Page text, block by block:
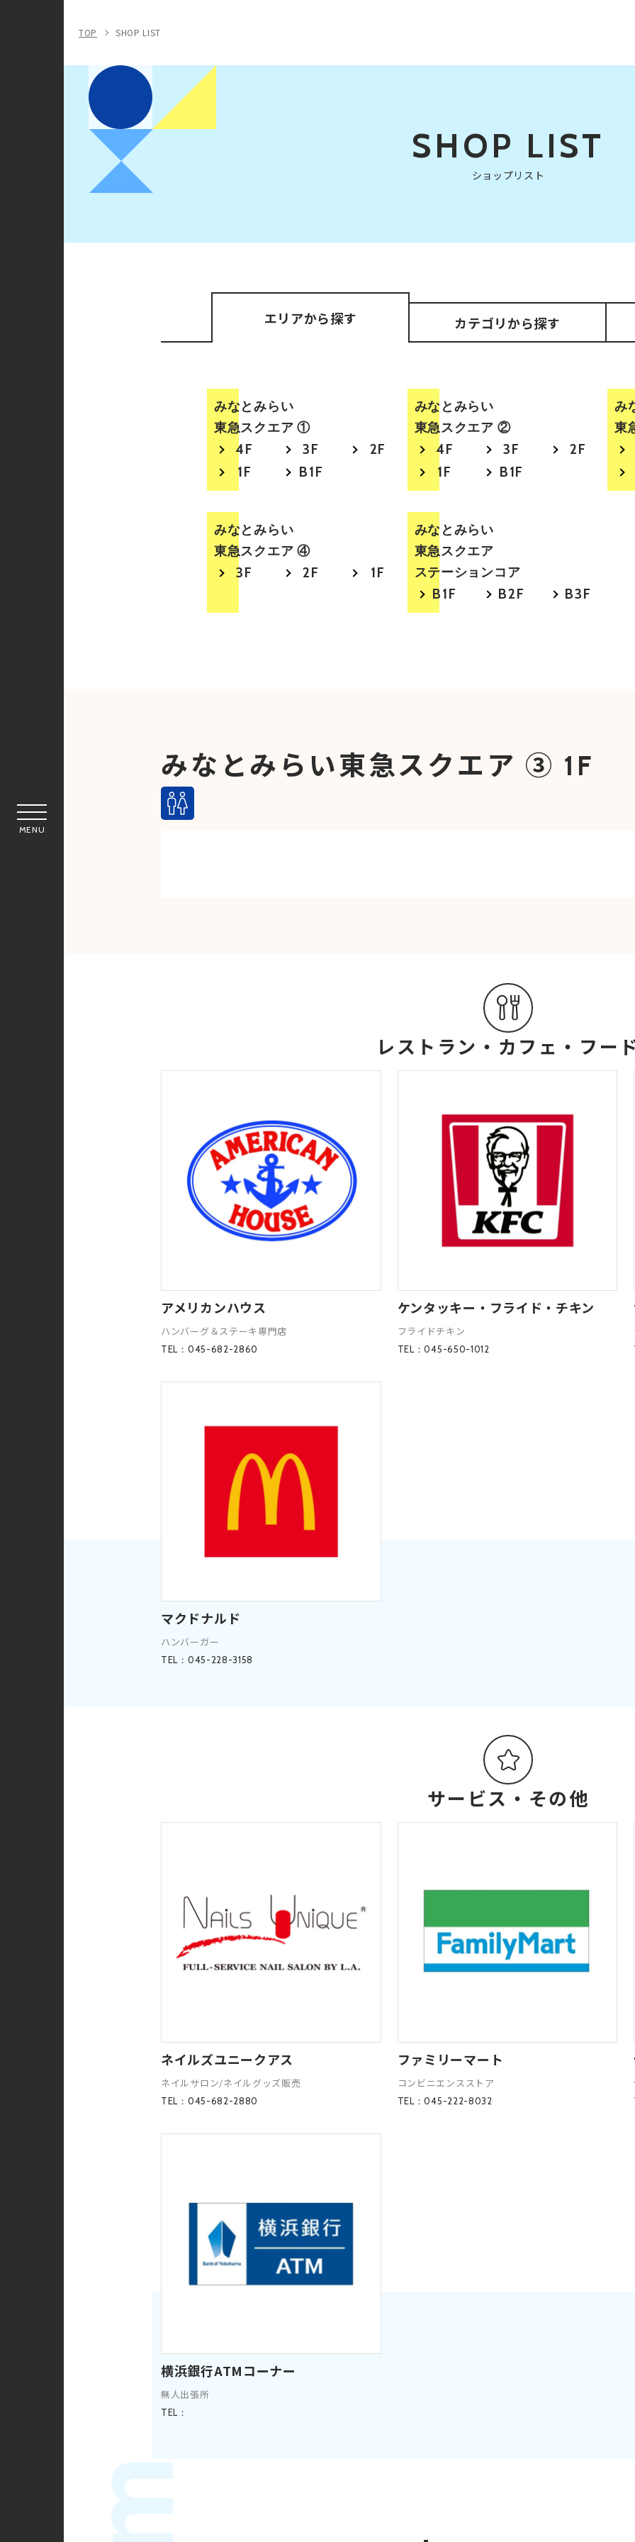
MENU
TOP SHOP LIST
SHOP LIST
ショップリスト
エリアから探す カテゴリから探す
みなとみらい
東急スクエア ①
4F 3F
2F
1F
B1F
みなとみらい
東急スクエア ②
4F 3F
2F
1F
B1F
み
東
みなとみらい
東急スクエア ④
3F 2F 1F
みなとみらい
東急スクエア
ステーションコア
B1F B2F B3F
みなとみらい東急スクエア ③ 1F
レストラン・カフェ・フー
アメリカンハウス
ハンバーグ＆ステーキ専門店
TEL：045-682-2860
ケンタッキー・フライド・チキン
フライドチキン
TEL：045-650-1012
マクドナルド
ハンバーガー
TEL：045-228-3158
サービス・その他
ネイルズユニークアス
ネイルサロン/ネイルグッズ販売
TEL：045-682-2880
ファミリーマート
コンビニエンスストア
TEL：045-222-8032
横浜銀行ATMコーナー
無人出張所
TEL：